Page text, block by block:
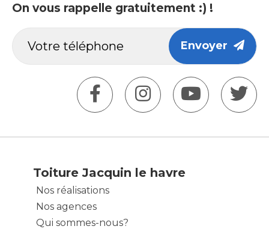
On vous rappelle gratuitement :) !
Envoyer
Toiture Jacquin le havre
Nos réalisations
Nos agences
Qui sommes-nous?